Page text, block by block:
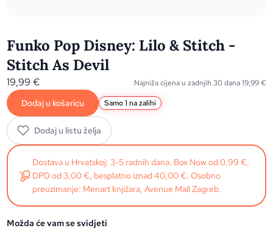
Funko Pop Disney: Lilo & Stitch -
Stitch As Devil
19,99€ Najniža cijena u zadnjih 30 dana19,99€
Dodaj u košaricu Samo 1 na zalihi
Dodaj u listu želja
Dostava u Hrvatskoj: 3-5 radnih dana. Box Now od 0,99 €,
DPD od 3,00 €, besplatno iznad 40,00 €. Osobno
preuzimanje: Menart knjižara, Avenue Mall Zagreb.
Možda će vam se svidjeti